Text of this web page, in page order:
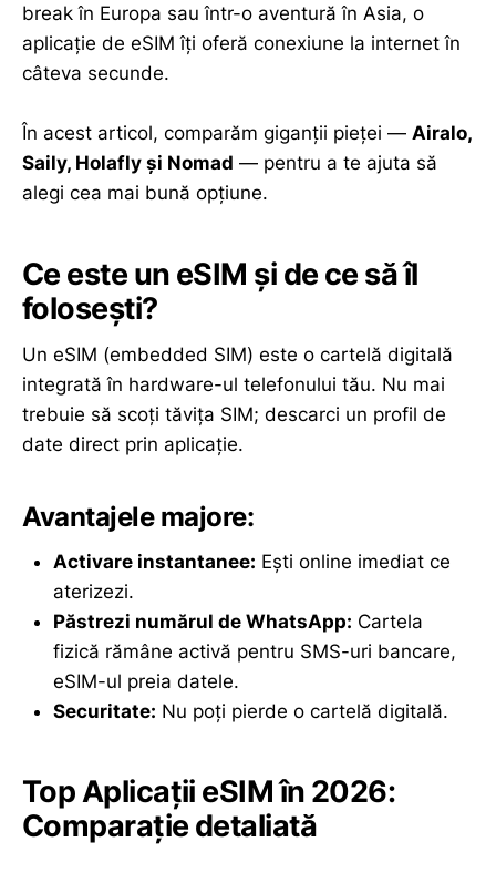
break în Europa sau într-o aventură în Asia, o
aplicație de eSIM îți oferă conexiune la internet în
câteva secunde.
În acest articol, comparăm giganții pieței — Airalo,
Saily, Holafly și Nomad — pentru a te ajuta să
alegi cea mai bună opțiune.
Ce este un eSIM și de ce să îl
folosești?
Un eSIM (embedded SIM) este o cartelă digitală
integrată în hardware-ul telefonului tău. Nu mai
trebuie să scoți tăvița SIM; descarci un profil de
date direct prin aplicație.
Avantajele majore:
Activare instantanee: Ești online imediat ce
aterizezi.
Păstrezi numărul de WhatsApp: Cartela
fizică rămâne activă pentru SMS-uri bancare,
eSIM-ul preia datele.
Securitate: Nu poți pierde o cartelă digitală.
Top Aplicații eSIM în 2026:
Comparație detaliată